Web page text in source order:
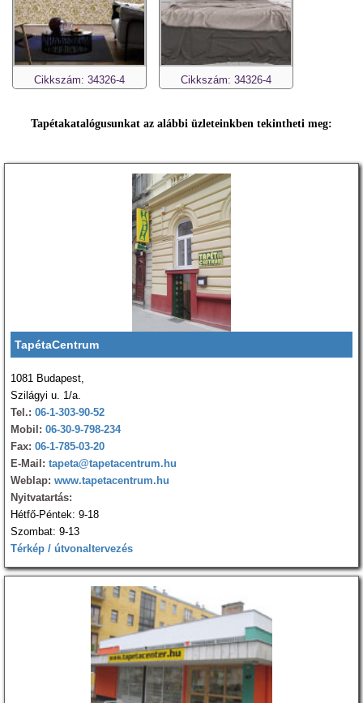
Cikkszám: 34326-4 Cikkszám: 34326-4
Tapétakatalógusunkat az alábbi üzleteinkben tekintheti meg:
TapétaCentrum
1081 Budapest,
Szilágyi u. 1/a.
Tel.: 06-1-303-90-52
Mobil: 06-30-9-798-234
Fax: 06-1-785-03-20
E-Mail: tapeta@tapetacentrum.hu
Weblap: www.tapetacentrum.hu
Nyitvatartás:
Hétfő-Péntek: 9-18
Szombat: 9-13
Térkép / útvonaltervezés